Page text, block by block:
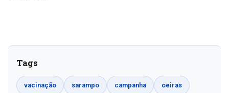
Tags
vacinação sarampo campanha oeiras